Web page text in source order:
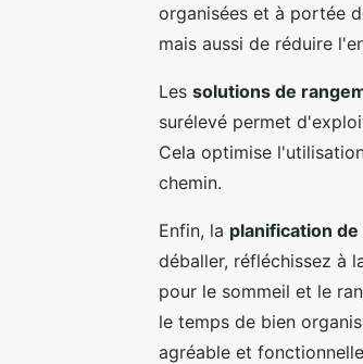
organisées et à portée
mais aussi de réduire
Les solutions de
surélevé permet
Cela optimise
chemin.
Enfin, la planification
déballer, réfléchissez à
pour le sommeil et le
le temps de bien
agréable et